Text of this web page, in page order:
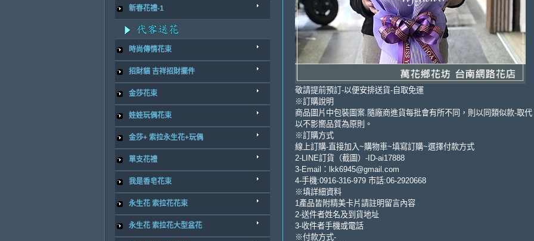
新春花禮-1
時尚傳情花束
招財貓 吉祥招財擺件
金莎花束
娃娃玩偶花束
金莎+ 索拉永生花+玩偶
單支花禮
我是香皂花束
永生花 索拉花花束
永生花 索拉花大型盆花
敬請提前預訂-以便安排送貨-自取免運
※訂購說明
商品圖片中包裝圖案.隨廠商進貨每批會有所不同，則以同類似款-取代
以不影嚮品質為原則。
※訂購方式
線上訂購-直接加入~購物車~填寫訂購~選擇付款方式
2-LINE訂貨（截圖）-ID-ai17888
3-Email：lkk6945@gmail.com
4-手機:0916-316-979 市話:06-2920668
※填詳細資料
1產品皆附精美卡片請註明留言內容
2-送件者姓名及到貨地址
3-收件者手機或電話
※付款方式-